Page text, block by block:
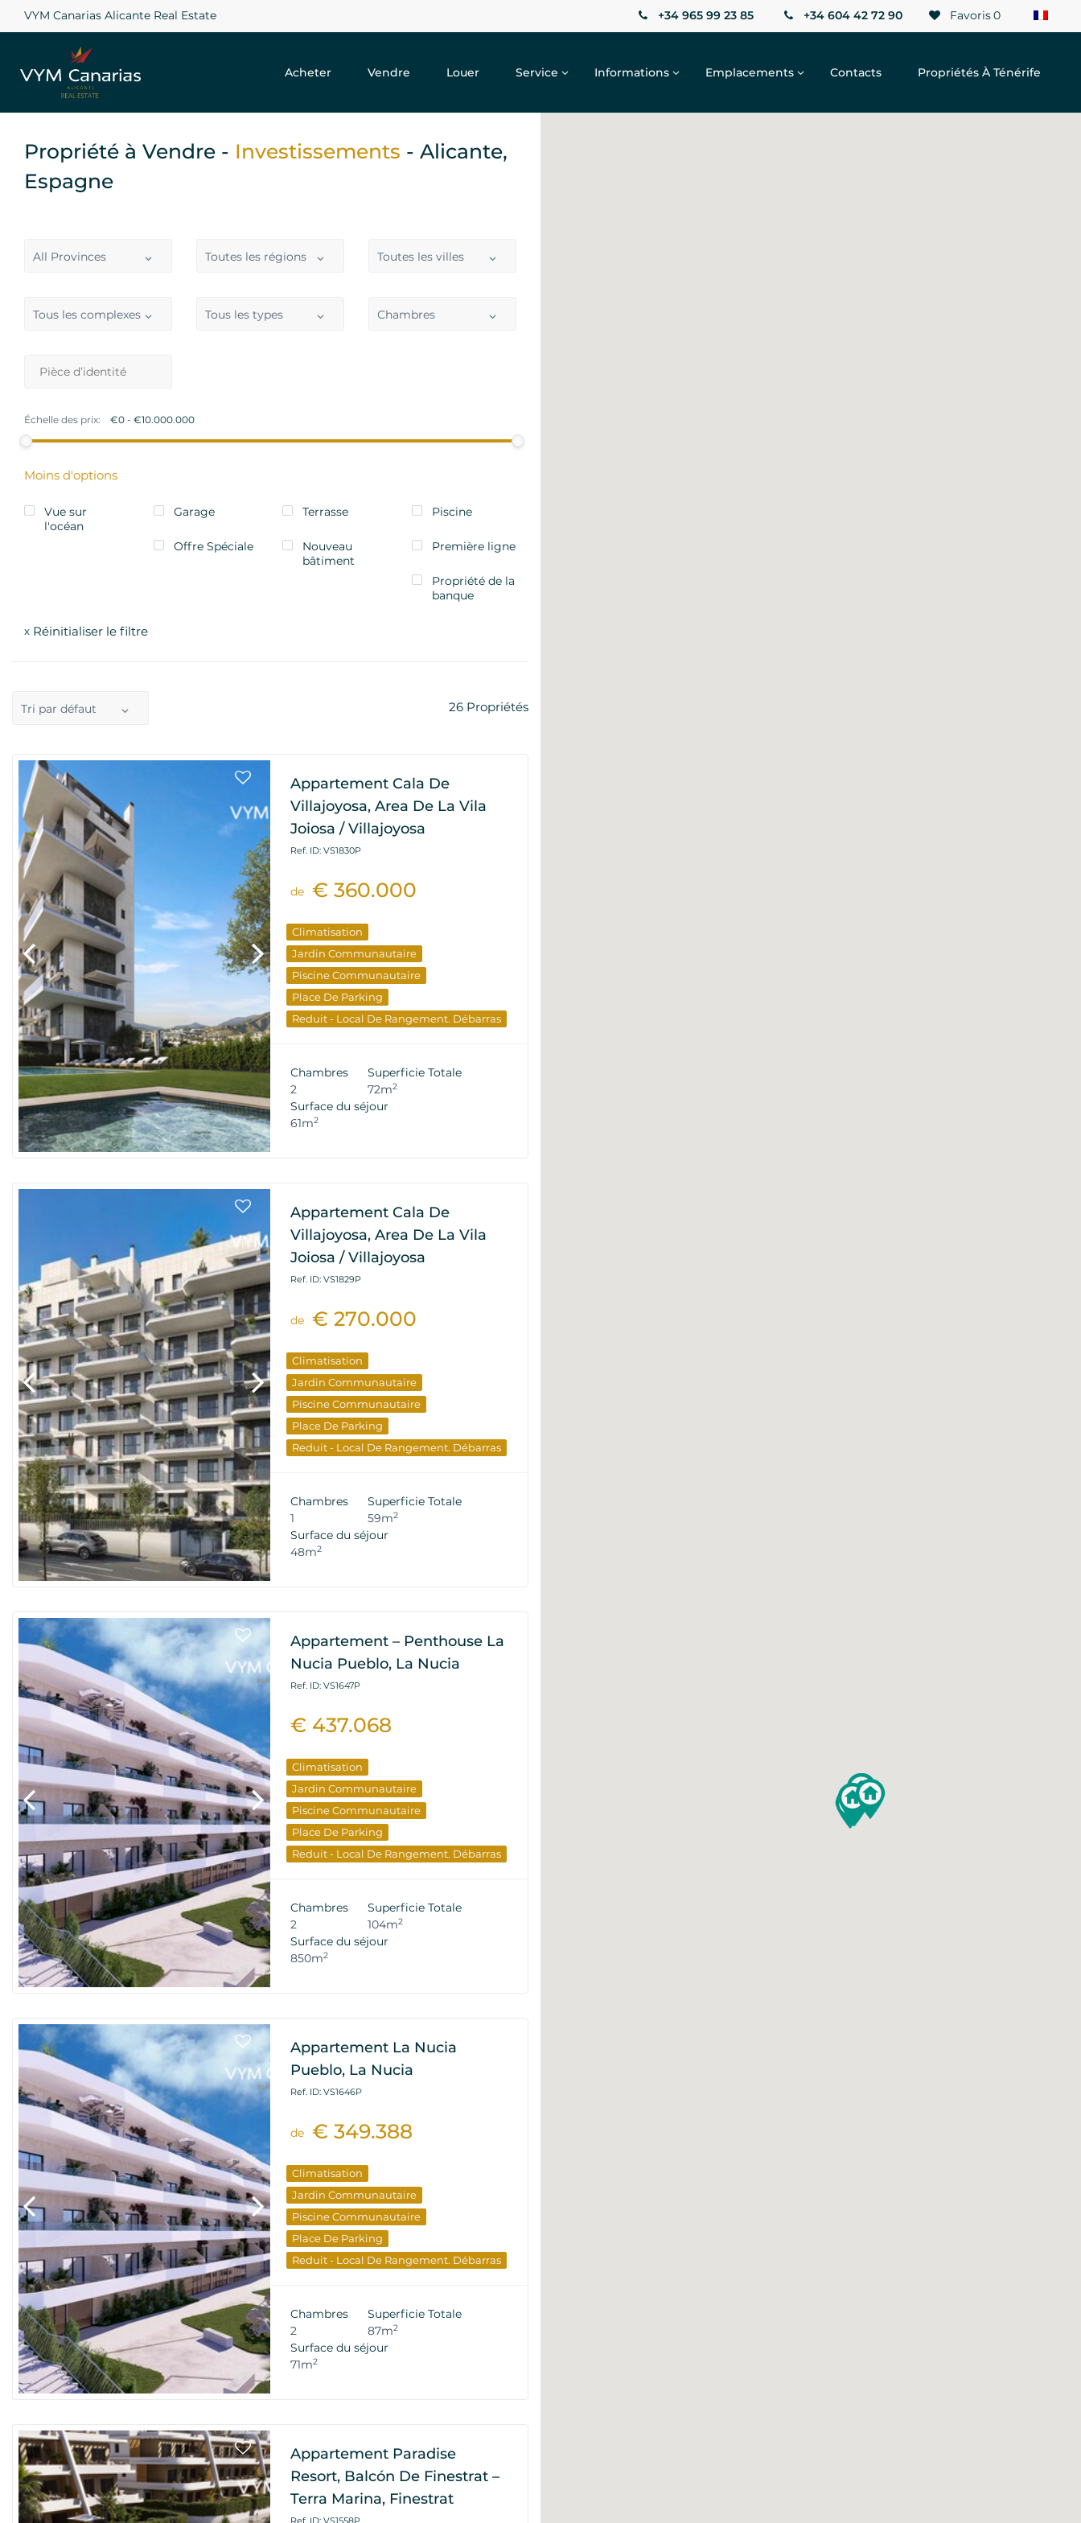
VYM Canarias Alicante Real Estate Favoris0
+34 965 99 23 85 +34 604 42 72 90
Acheter Vendre Louer Service Informations Emplacements Contacts Propriétés À Ténérife
Propriété à Vendre - Investissements - Alicante,
Espagne
All Provinces Toutes les régions Toutes les villes
Tous les complexes Tous les types Chambres
Échelle des prix:
Moins d'options
Vue sur
l'océan
Garage Terrasse Piscine
Offre Spéciale
Nouveau
bâtiment
Première ligne
Propriété de la
banque
x Réinitialiser le filtre
Tri par défaut 26 Propriétés
Appartement Cala De
Villajoyosa, Area De La Vila
Joiosa / Villajoyosa
Ref. ID: VS1830P
de € 360.000
Climatisation
Jardin Communautaire
Piscine Communautaire
Place De Parking
Reduit - Local De Rangement. Débarras
Nouveau Bâtiment
Investissements
Chambres
2
Superficie Totale
72m2
Surface du séjour
61m2
Appartement Cala De
Villajoyosa, Area De La Vila
Joiosa / Villajoyosa
Ref. ID: VS1829P
de € 270.000
Climatisation
Jardin Communautaire
Piscine Communautaire
Place De Parking
Reduit - Local De Rangement. Débarras
Nouveau Bâtiment
Investissements
Chambres
1
Superficie Totale
59m2
Surface du séjour
48m2
Appartement – Penthouse La
Nucia Pueblo, La Nucia
Ref. ID: VS1647P
€ 437.068
Climatisation
Jardin Communautaire
Piscine Communautaire
Place De Parking
Reduit - Local De Rangement. Débarras
Investissements
Chambres
2
Superficie Totale
104m2
Surface du séjour
850m2
Appartement La Nucia
Pueblo, La Nucia
Ref. ID: VS1646P
de € 349.388
Climatisation
Jardin Communautaire
Piscine Communautaire
Place De Parking
Reduit - Local De Rangement. Débarras
Investissements
Chambres
2
Superficie Totale
87m2
Surface du séjour
71m2
Appartement Paradise
Resort, Balcón De Finestrat –
Terra Marina, Finestrat
Ref. ID: VS1558P